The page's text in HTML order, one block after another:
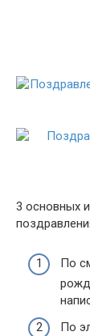
3 основных
По
По